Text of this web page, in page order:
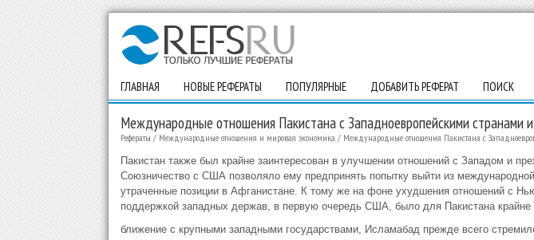
ГЛАВНАЯ НОВЫЕ РЕФЕРАТЫ ПОПУЛЯРНЫЕ ДОБАВИТЬ РЕФЕРАТ ПОИСК
Международные отношения Пакистана с Западноевропейскими странами
Рефераты / Международные отношения и мировая экономика / Международные отношения Пакистана с
Пакистан также был крайне заинтересован в улучшении отношений с Западом и
Союзничество с США позволяло ему предпринять попытку выйти из
утраченные позиции в Афганистане. К тому же на фоне ухудшения отношений с
поддержкой западных держав, в первую очередь США, было для Пакистана
ближение с крупными западными государствами, Исламабад прежде всего